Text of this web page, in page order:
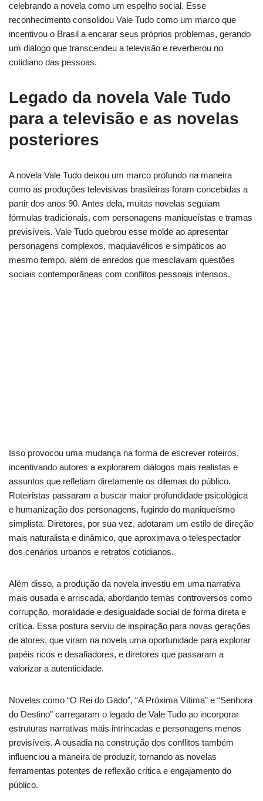
celebrando a novela como um espelho social. Esse
reconhecimento consolidou Vale Tudo como um marco que
incentivou o Brasil a encarar seus próprios problemas, gerando
um diálogo que transcendeu a televisão e reverberou no
cotidiano das pessoas.
Legado da novela Vale Tudo
para a televisão e as novelas
posteriores
A novela Vale Tudo deixou um marco profundo na maneira
como as produções televisivas brasileiras foram concebidas a
partir dos anos 90. Antes dela, muitas novelas seguiam
fórmulas tradicionais, com personagens maniqueístas e tramas
previsíveis. Vale Tudo quebrou esse molde ao apresentar
personagens complexos, maquiavélicos e simpáticos ao
mesmo tempo, além de enredos que mesclavam questões
sociais contemporâneas com conflitos pessoais intensos.
Isso provocou uma mudança na forma de escrever roteiros,
incentivando autores a explorarem diálogos mais realistas e
assuntos que refletiam diretamente os dilemas do público.
Roteiristas passaram a buscar maior profundidade psicológica
e humanização dos personagens, fugindo do maniqueísmo
simplista. Diretores, por sua vez, adotaram um estilo de direção
mais naturalista e dinâmico, que aproximava o telespectador
dos cenários urbanos e retratos cotidianos.
Além disso, a produção da novela investiu em uma narrativa
mais ousada e arriscada, abordando temas controversos como
corrupção, moralidade e desigualdade social de forma direta e
crítica. Essa postura serviu de inspiração para novas gerações
de atores, que viram na novela uma oportunidade para explorar
papéis ricos e desafiadores, e diretores que passaram a
valorizar a autenticidade.
Novelas como “O Rei do Gado”, “A Próxima Vítima” e “Senhora
do Destino” carregaram o legado de Vale Tudo ao incorporar
estruturas narrativas mais intrincadas e personagens menos
previsíveis. A ousadia na construção dos conflitos também
influenciou a maneira de produzir, tornando as novelas
ferramentas potentes de reflexão crítica e engajamento do
público.